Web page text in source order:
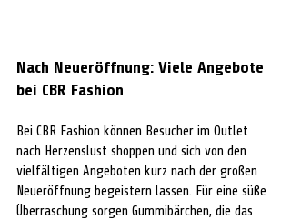
Nach Neueröffnung: Viele Angebote
bei CBR Fashion
Bei CBR Fashion können Besucher im Outlet
nach Herzenslust shoppen und sich von den
vielfältigen Angeboten kurz nach der großen
Neueröffnung begeistern lassen. Für eine süße
Überraschung sorgen Gummibärchen, die das